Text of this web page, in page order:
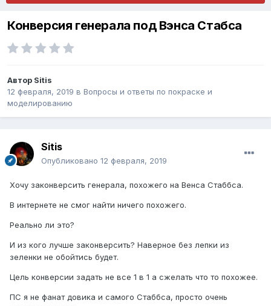
Конверсия генерала под Вэнса Стабса
Автор Sitis
12 февраля, 2019 в Вопросы и ответы по покраске и
моделированию
Sitis
Опубликовано 12 февраля, 2019
Хочу законверсить генерала, похожего на Венса Стаббса.
В интернете не смог найти ничего похожего.
Реально ли это?
И из кого лучше законверсить? Наверное без лепки из
зеленки не обойтись будет.
Цель конверсии задать не все 1 в 1 а сжелать что то похожее.
ПС я не фанат довика и самого Стаббса, просто очень